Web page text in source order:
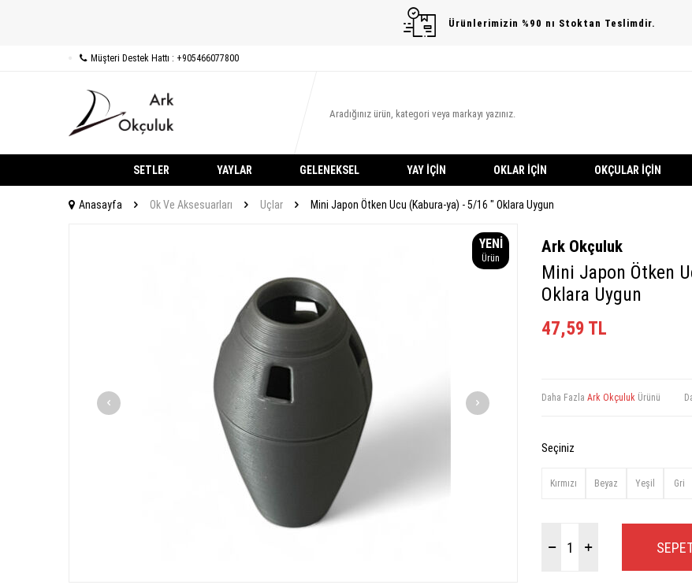
Ürünlerimizin %90 nı Stoktan Teslimdir.
Müşteri Destek Hattı : +905466077800
SETLER YAYLAR GELENEKSEL YAY İÇIN OKLAR İÇIN OKÇULAR İÇIN
Anasayfa Ok Ve Aksesuarları Uçlar Mini Japon Ötken Ucu (Kabura-ya) - 5/16 " Oklara Uygun
YENI
Ürün
Ark Okçuluk
Mini Japon Ötken
Oklara Uygun
47,59 TL
Daha Fazla Ark Okçuluk Ürünü
Seçiniz
Kırmızı Beyaz Yeşil Gri